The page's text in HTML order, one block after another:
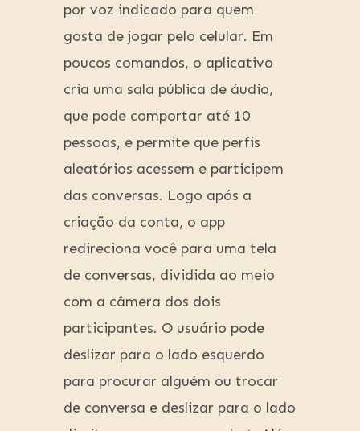
por voz indicado para quem
gosta de jogar pelo celular. Em
poucos comandos, o aplicativo
cria uma sala pública de áudio,
que pode comportar até 10
pessoas, e permite que perfis
aleatórios acessem e participem
das conversas. Logo após a
criação da conta, o app
redireciona você para uma tela
de conversas, dividida ao meio
com a câmera dos dois
participantes. O usuário pode
deslizar para o lado esquerdo
para procurar alguém ou trocar
de conversa e deslizar para o lado